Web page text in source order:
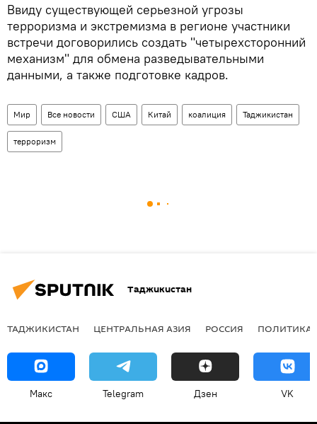
Ввиду существующей серьезной угрозы
терроризма и экстремизма в регионе участники
встречи договорились создать "четырехсторонний
механизм" для обмена разведывательными
данными, а также подготовке кадров.
Мир Все новости США Китай коалиция Таджикистан
терроризм
Таджикистан
ТАДЖИКИСТАН ЦЕНТРАЛЬНАЯ АЗИЯ РОССИЯ ПОЛИТИКА
Макс Telegram Дзен VK